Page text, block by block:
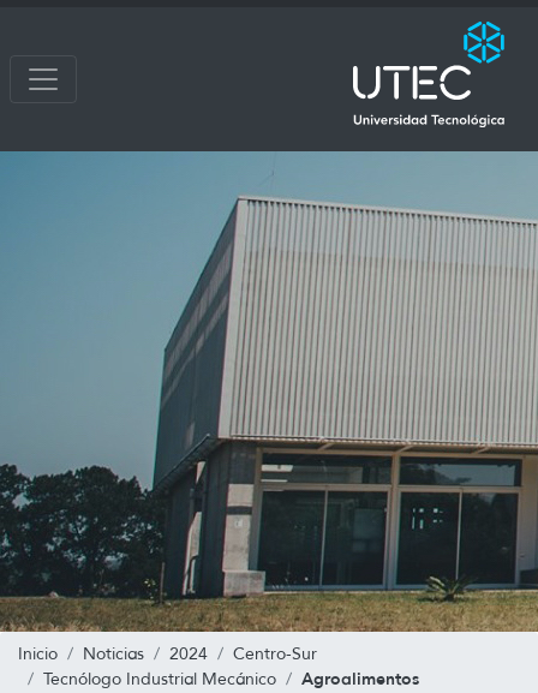
Inicio Noticias 2024
Centro-Sur
Tecnólogo Industrial Mecánico
Agroalimentos